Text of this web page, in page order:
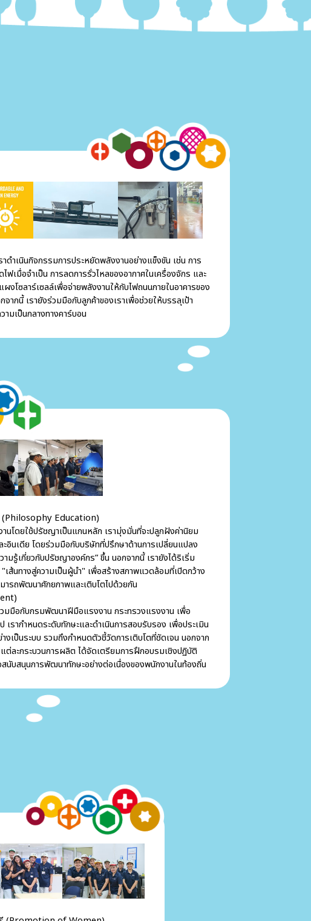
ำเนินกิจกรรมการประหยัดพลังงานอย่างแข็งขัน เช่น การ
ไฟเมื่อจำเป็น การลดการรั่วไหลของอากาศในเครื่องจักร และ
ผงโซลาร์เซลล์เพื่อจ่ายพลังงานให้กับไฟถนนภายในอาคารของ
จากนี้ เรายังร่วมมือกับลูกค้าของเราเพื่อช่วยให้บรรลุเป้า
ามเป็นกลางทางคาร์บอน
(Philosophy Education)
โดยใช้ปรัชญาเป็นแกนหลัก เรามุ่งมั่นที่จะปลูกฝังค่านิยม
ะอินเดีย โดยร่วมมือกับบริษัทที่ปรึกษาด้านการเปลี่ยนแปลง
มรู้เกี่ยวกับปรัชญาองค์กร” ขึ้น นอกจากนี้ เรายังได้ริเริ่ม
ส้นทางสู่ความเป็นผู้นำ" เพื่อสร้างสภาพแวดล้อมที่เปิดกว้าง
รถพัฒนาศักยภาพและเติบโตไปด้วยกัน
มือกับกรมพัฒนาฝีมือแรงงาน กระทรวงแรงงาน เพื่อ
เรากำหนดระดับทักษะและดำเนินการสอบรับรอง เพื่อประเมิน
งเป็นระบบ รวมถึงกำหนดตัวชี้วัดการเติบโตที่ชัดเจน นอกจาก
ละกระบวนการผลิต ได้จัดเตรียมการฝึกอบรมเชิงปฏิบัติ
นับสนุนการพัฒนาทักษะอย่างต่อเนื่องของพนักงานในท้องถิ่น